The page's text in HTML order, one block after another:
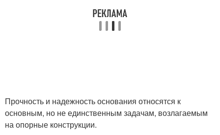
Прочность и надежность основания относятся к
основным, но не единственным задачам, возлагаемым
на опорные конструкции.